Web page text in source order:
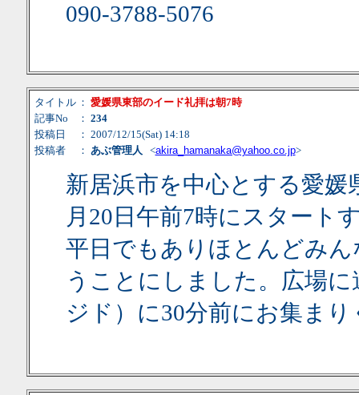
090-3788-5076
タイトル ： 愛媛県東部のイード礼拝は朝7時
記事No
： 234
投稿日
： 2007/12/15(Sat) 14:18
投稿者
： あぶ管理人 <akira_hamanaka@yahoo.co.jp>
新居浜市を中心とする愛
月20日午前7時にスタート
平日でもありほとんどみ
うことにしました。広場
ジド）に30分前にお集ま